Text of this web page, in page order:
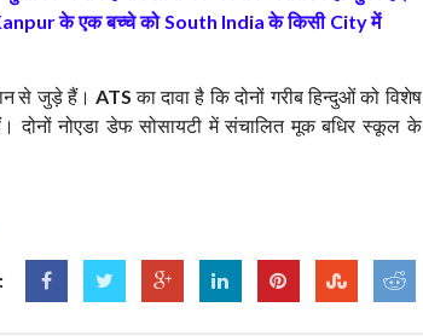
के एक बच्चे को South Indiaके किसी Cityमें
से जुड़े हैं।ATS का दावा है कि दोनों गरीब हिन्दुओं को विशेष
दोनों नोएडा डेफ सोसायटी में संचालित मूक बधिर स्कूल के